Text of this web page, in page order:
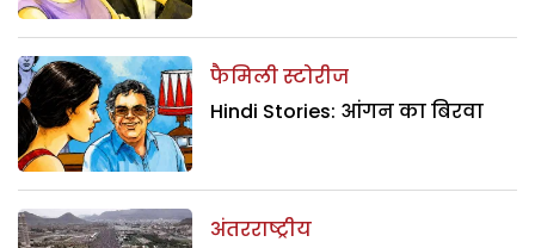
फैमिली स्टोरीज
Hindi Stories: आंगन का बिरवा
अंतरराष्ट्रीय